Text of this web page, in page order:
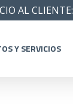
AL CLIENTE:
Y SERVICIOS